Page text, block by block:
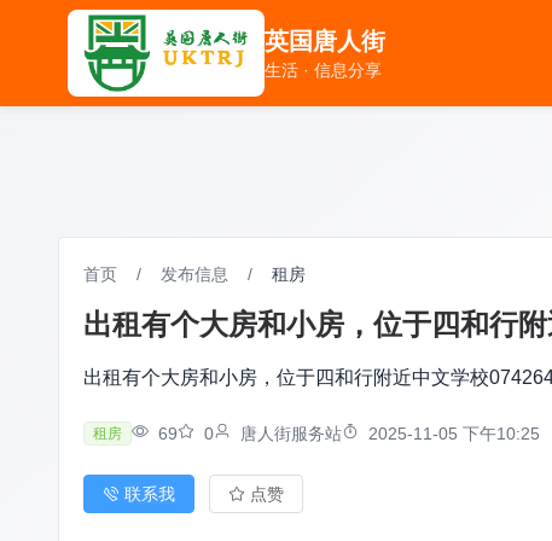
英国唐人街
生活 · 信息分享
英国唐人街
生活 · 信息分享
首页 / 发布信息 / 租房
出租有个大房和小房，位于四和行
出租有个大房和小房，位于四和行附近中文学校
租房 69 0 唐人街服务站 2025-11-05 下午10:25
联系我 点赞